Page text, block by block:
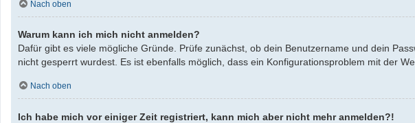
Nach oben
Warum kann ich mich nicht anmelden?
Dafür gibt es viele mögliche Gründe. Prüfe zunächst, ob dein Benutzername und dein
nicht gesperrt wurdest. Es ist ebenfalls möglich, dass ein Konfigurationsproblem mit der
Nach oben
Ich habe mich vor einiger Zeit registriert, kann mich aber nicht mehr anmelden?!